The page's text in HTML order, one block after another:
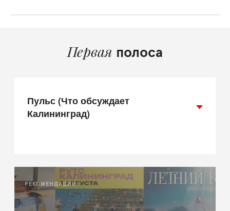
Первая полоса
РЕКОМЕНДАЦИИ
Пульс (Что обсуждает
Калининград)